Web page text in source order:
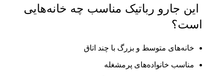
این جارو رباتیک مناسب چه خانه‌هایی
است؟
خانه‌های متوسط و بزرگ با چند اتاق
مناسب خانواده‌های پرمشغله